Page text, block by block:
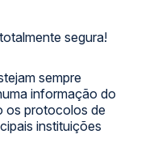
segura!
sempre
informação do
os protocolos de
instituições